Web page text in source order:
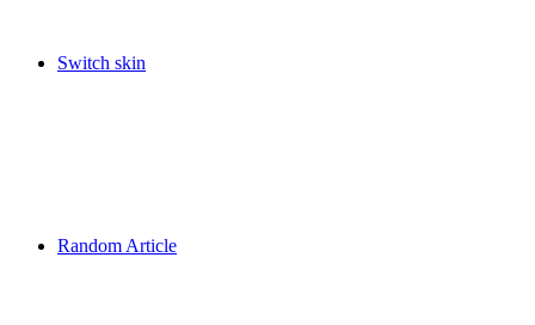
Switch skin
Random Article